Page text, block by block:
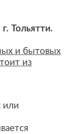
Тольятти.
и бытовых
из
или